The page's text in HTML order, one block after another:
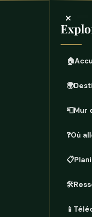
×
🏠
🌍
📮Mur
❓Où
📋
🛠️
📱